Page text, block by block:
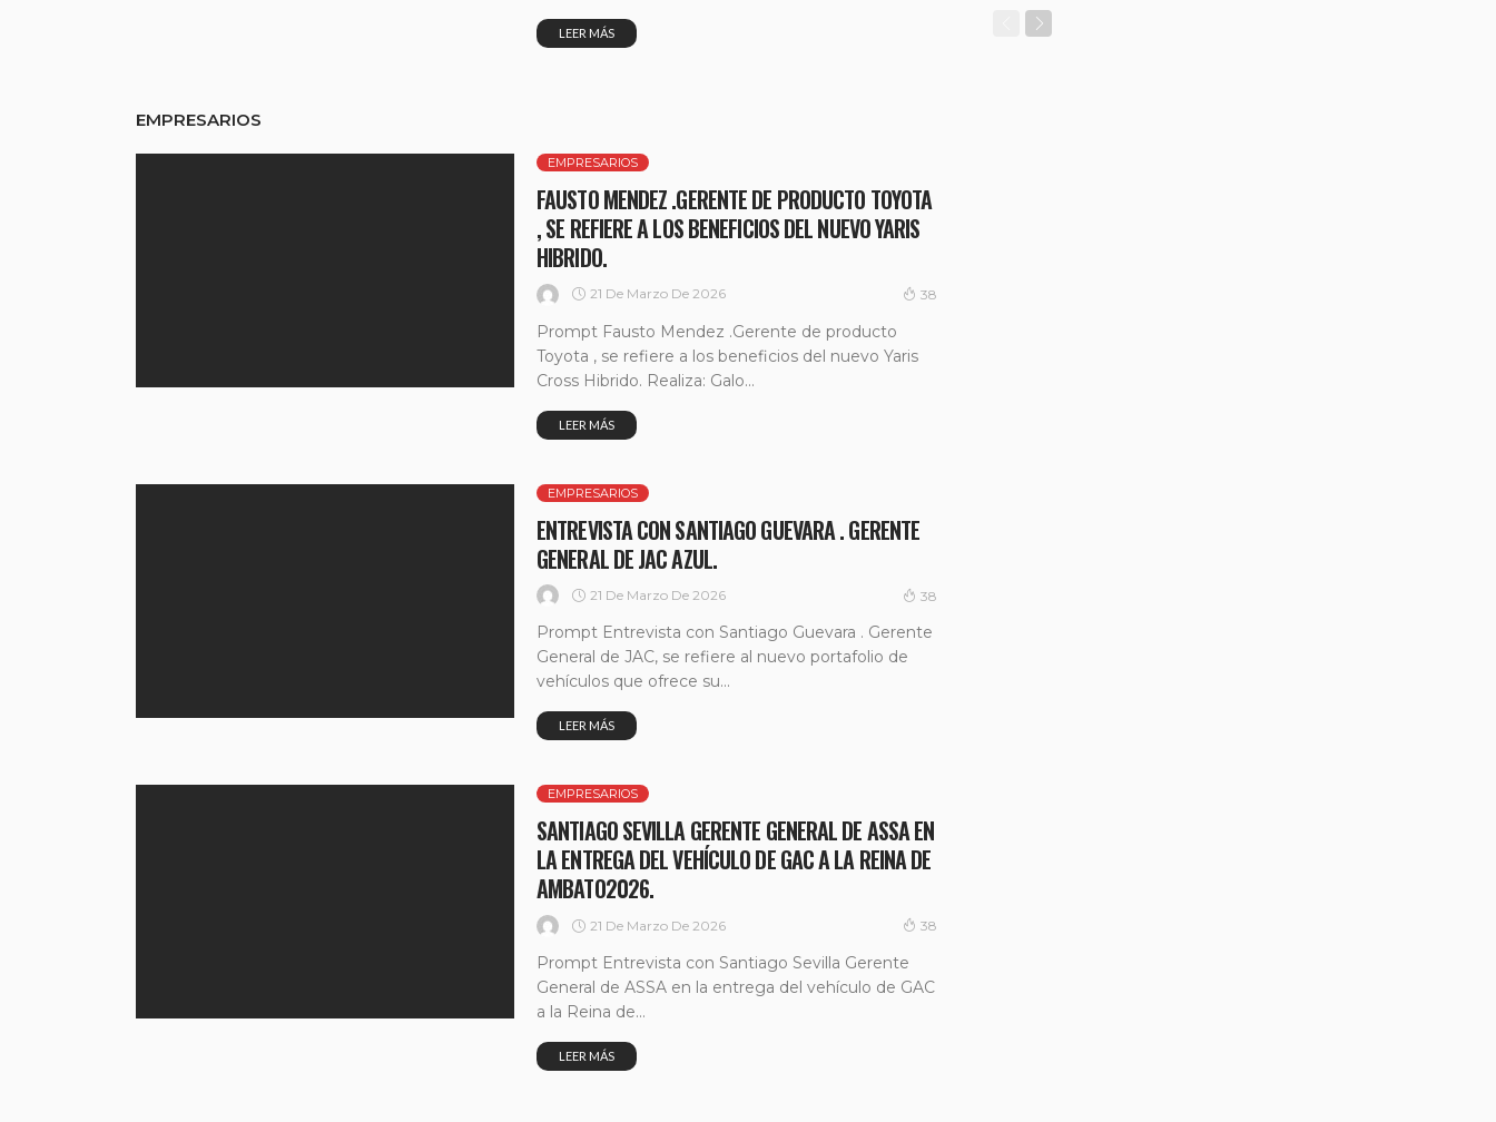
LEER MÁS
EMPRESARIOS
EMPRESARIOS
FAUSTO MENDEZ .GERENTE DE PRODUCTO TOYOTA
, SE REFIERE A LOS BENEFICIOS DEL NUEVO YARIS
HIBRIDO.
21 De Marzo De 2026 38
Prompt Fausto Mendez .Gerente de producto
Toyota , se refiere a los beneficios del nuevo Yaris
Cross Hibrido. Realiza: Galo...
LEER MÁS
EMPRESARIOS
ENTREVISTA CON SANTIAGO GUEVARA . GERENTE
GENERAL DE JAC AZUL.
21 De Marzo De 2026 38
Prompt Entrevista con Santiago Guevara . Gerente
General de JAC, se refiere al nuevo portafolio de
vehículos que ofrece su...
LEER MÁS
EMPRESARIOS
SANTIAGO SEVILLA GERENTE GENERAL DE ASSA EN
LA ENTREGA DEL VEHÍCULO DE GAC A LA REINA DE
AMBATO2026.
21 De Marzo De 2026 38
Prompt Entrevista con Santiago Sevilla Gerente
General de ASSA en la entrega del vehículo de GAC
a la Reina de...
LEER MÁS